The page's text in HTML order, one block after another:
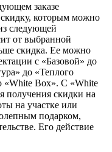
заказе
которым можно
следующей
от выбранной
скидка. Ее можно
с «Базовой» до
до «Теплого
«White Box». С «White
получения скидки на
на участке или
подарком,
Его действие